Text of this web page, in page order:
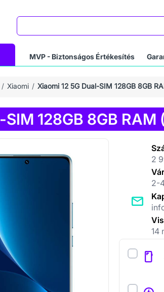
MVP - Biztonságos Értékesítés
Xiaomi Xiaomi 12 5G Dual-SIM 128GB 8GB
128GB 8GB RAM
2
2-
14